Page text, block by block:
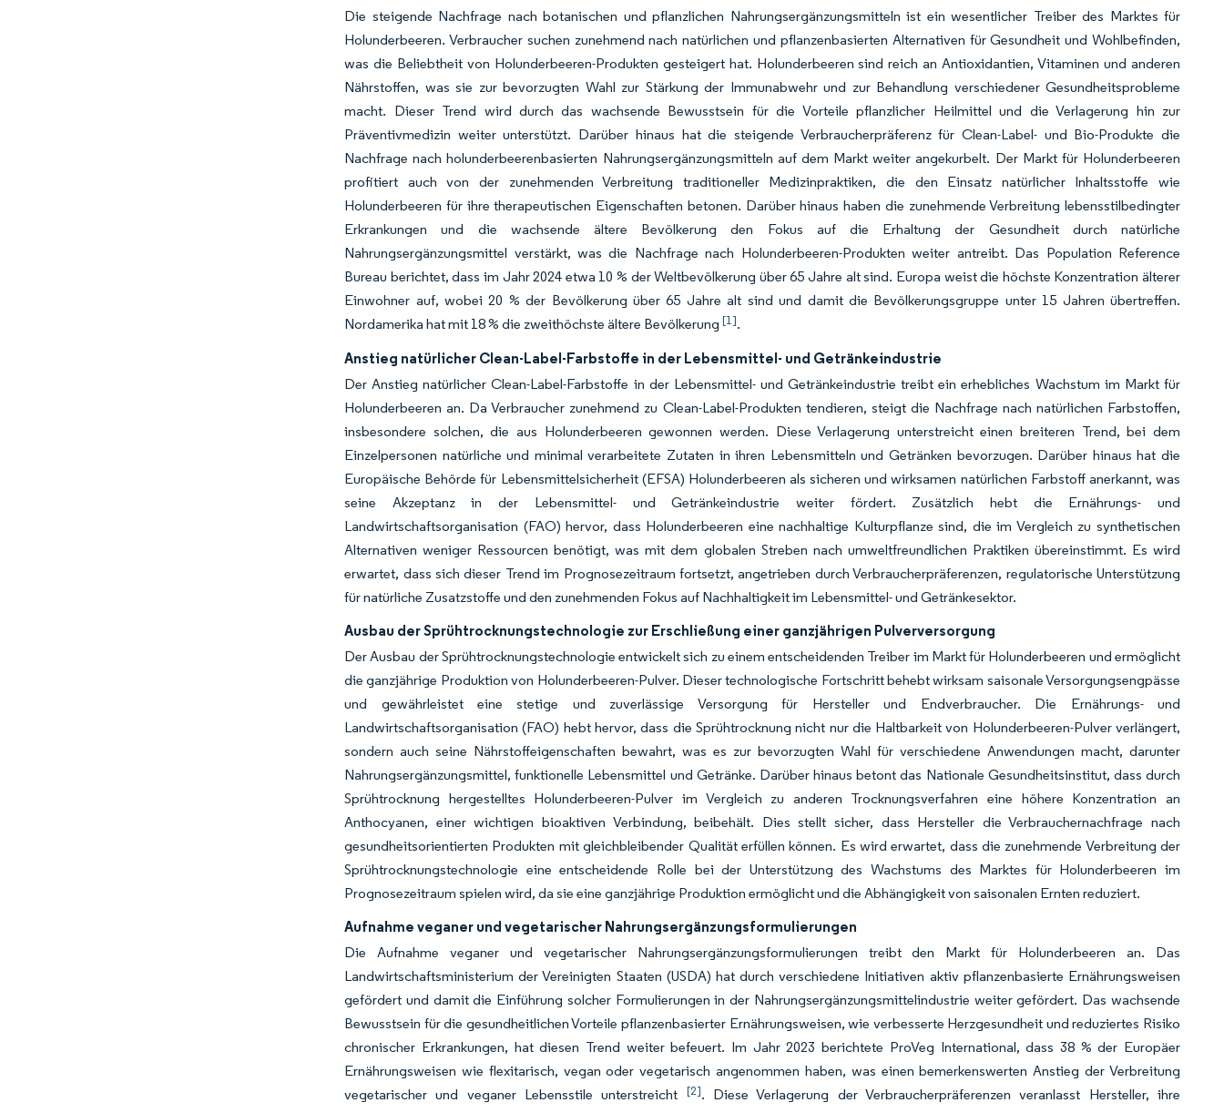
Die steigende Nachfrage nach botanischen und pflanzlichen Nahrungsergänzungsmitteln ist ein wesentlicher Treiber des Marktes für
Holunderbeeren. Verbraucher suchen zunehmend nach natürlichen und pflanzenbasierten Alternativen für Gesundheit und Wohlbefinden,
was die Beliebtheit von Holunderbeeren-Produkten gesteigert hat. Holunderbeeren sind reich an Antioxidantien, Vitaminen und anderen
Nährstoffen, was sie zur bevorzugten Wahl zur Stärkung der Immunabwehr und zur Behandlung verschiedener Gesundheitsprobleme
macht. Dieser Trend wird durch das wachsende Bewusstsein für die Vorteile pflanzlicher Heilmittel und die Verlagerung hin zur
Präventivmedizin weiter unterstützt. Darüber hinaus hat die steigende Verbraucherpräferenz für Clean-Label- und Bio-Produkte die
Nachfrage nach holunderbeerenbasierten Nahrungsergänzungsmitteln auf dem Markt weiter angekurbelt. Der Markt für Holunderbeeren
profitiert auch von der zunehmenden Verbreitung traditioneller Medizinpraktiken, die den Einsatz natürlicher Inhaltsstoffe wie
Holunderbeeren für ihre therapeutischen Eigenschaften betonen. Darüber hinaus haben die zunehmende Verbreitung lebensstilbedingter
Erkrankungen und die wachsende ältere Bevölkerung den Fokus auf die Erhaltung der Gesundheit durch natürliche
Nahrungsergänzungsmittel verstärkt, was die Nachfrage nach Holunderbeeren-Produkten weiter antreibt. Das Population Reference
Bureau berichtet, dass im Jahr 2024 etwa 10 % der Weltbevölkerung über 65 Jahre alt sind. Europa weist die höchste Konzentration älterer
Einwohner auf, wobei 20 % der Bevölkerung über 65 Jahre alt sind und damit die Bevölkerungsgruppe unter 15 Jahren übertreffen.
Nordamerika hat mit 18 % die zweithöchste ältere Bevölkerung[1].
Anstieg natürlicher Clean-Label-Farbstoffe in der Lebensmittel- und Getränkeindustrie
Der Anstieg natürlicher Clean-Label-Farbstoffe in der Lebensmittel- und Getränkeindustrie treibt ein erhebliches Wachstum im Markt für
Holunderbeeren an. Da Verbraucher zunehmend zu Clean-Label-Produkten tendieren, steigt die Nachfrage nach natürlichen Farbstoffen,
insbesondere solchen, die aus Holunderbeeren gewonnen werden. Diese Verlagerung unterstreicht einen breiteren Trend, bei dem
Einzelpersonen natürliche und minimal verarbeitete Zutaten in ihren Lebensmitteln und Getränken bevorzugen. Darüber hinaus hat die
Europäische Behörde für Lebensmittelsicherheit (EFSA) Holunderbeeren als sicheren und wirksamen natürlichen Farbstoff anerkannt, was
seine Akzeptanz in der Lebensmittel- und Getränkeindustrie weiter fördert. Zusätzlich hebt die Ernährungs- und
Landwirtschaftsorganisation (FAO) hervor, dass Holunderbeeren eine nachhaltige Kulturpflanze sind, die im Vergleich zu synthetischen
Alternativen weniger Ressourcen benötigt, was mit dem globalen Streben nach umweltfreundlichen Praktiken übereinstimmt. Es wird
erwartet, dass sich dieser Trend im Prognosezeitraum fortsetzt, angetrieben durch Verbraucherpräferenzen, regulatorische Unterstützung
für natürliche Zusatzstoffe und den zunehmenden Fokus auf Nachhaltigkeit im Lebensmittel- und Getränkesektor.
Ausbau der Sprühtrocknungstechnologie zur Erschließung einer ganzjährigen Pulverversorgung
Der Ausbau der Sprühtrocknungstechnologie entwickelt sich zu einem entscheidenden Treiber im Markt für Holunderbeeren und ermöglicht
die ganzjährige Produktion von Holunderbeeren-Pulver. Dieser technologische Fortschritt behebt wirksam saisonale Versorgungsengpässe
und gewährleistet eine stetige und zuverlässige Versorgung für Hersteller und Endverbraucher. Die Ernährungs- und
Landwirtschaftsorganisation (FAO) hebt hervor, dass die Sprühtrocknung nicht nur die Haltbarkeit von Holunderbeeren-Pulver verlängert,
sondern auch seine Nährstoffeigenschaften bewahrt, was es zur bevorzugten Wahl für verschiedene Anwendungen macht, darunter
Nahrungsergänzungsmittel, funktionelle Lebensmittel und Getränke. Darüber hinaus betont das Nationale Gesundheitsinstitut, dass durch
Sprühtrocknung hergestelltes Holunderbeeren-Pulver im Vergleich zu anderen Trocknungsverfahren eine höhere Konzentration an
Anthocyanen, einer wichtigen bioaktiven Verbindung, beibehält. Dies stellt sicher, dass Hersteller die Verbrauchernachfrage nach
gesundheitsorientierten Produkten mit gleichbleibender Qualität erfüllen können. Es wird erwartet, dass die zunehmende Verbreitung der
Sprühtrocknungstechnologie eine entscheidende Rolle bei der Unterstützung des Wachstums des Marktes für Holunderbeeren im
Prognosezeitraum spielen wird, da sie eine ganzjährige Produktion ermöglicht und die Abhängigkeit von saisonalen Ernten reduziert.
Aufnahme veganer und vegetarischer Nahrungsergänzungsformulierungen
Die Aufnahme veganer und vegetarischer Nahrungsergänzungsformulierungen treibt den Markt für Holunderbeeren an. Das
Landwirtschaftsministerium der Vereinigten Staaten (USDA) hat durch verschiedene Initiativen aktiv pflanzenbasierte Ernährungsweisen
gefördert und damit die Einführung solcher Formulierungen in der Nahrungsergänzungsmittelindustrie weiter gefördert. Das wachsende
Bewusstsein für die gesundheitlichen Vorteile pflanzenbasierter Ernährungsweisen, wie verbesserte Herzgesundheit und reduziertes Risiko
chronischer Erkrankungen, hat diesen Trend weiter befeuert. Im Jahr 2023 berichtete ProVeg International, dass 38 % der Europäer
Ernährungsweisen wie flexitarisch, vegan oder vegetarisch angenommen haben, was einen bemerkenswerten Anstieg der Verbreitung
vegetarischer und veganer Lebensstile unterstreicht [2]. Diese Verlagerung der Verbraucherpräferenzen veranlasst Hersteller, ihre